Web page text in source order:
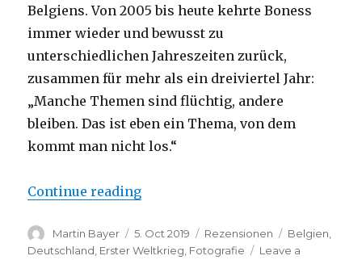
Belgiens. Von 2005 bis heute kehrte Boness
immer wieder und bewusst zu
unterschiedlichen Jahreszeiten zurück,
zusammen für mehr als ein dreiviertel Jahr:
„Manche Themen sind flüchtig, andere
bleiben. Das ist eben ein Thema, von dem
kommt man nicht los.“
Continue reading“Stefan Boness: Flander Fields”
Author
Martin Bayer
Posted
on
5. Oct 2019 Categories
Rezensionen Tags
Belgien
Deutschland Erster Weltkrieg Fotografie
Leave a